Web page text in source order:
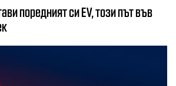
поредният си EV, този път във